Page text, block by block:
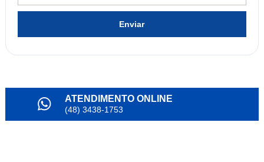
Enviar
ATENDIMENTO ONLINE
(48) 3438-1753